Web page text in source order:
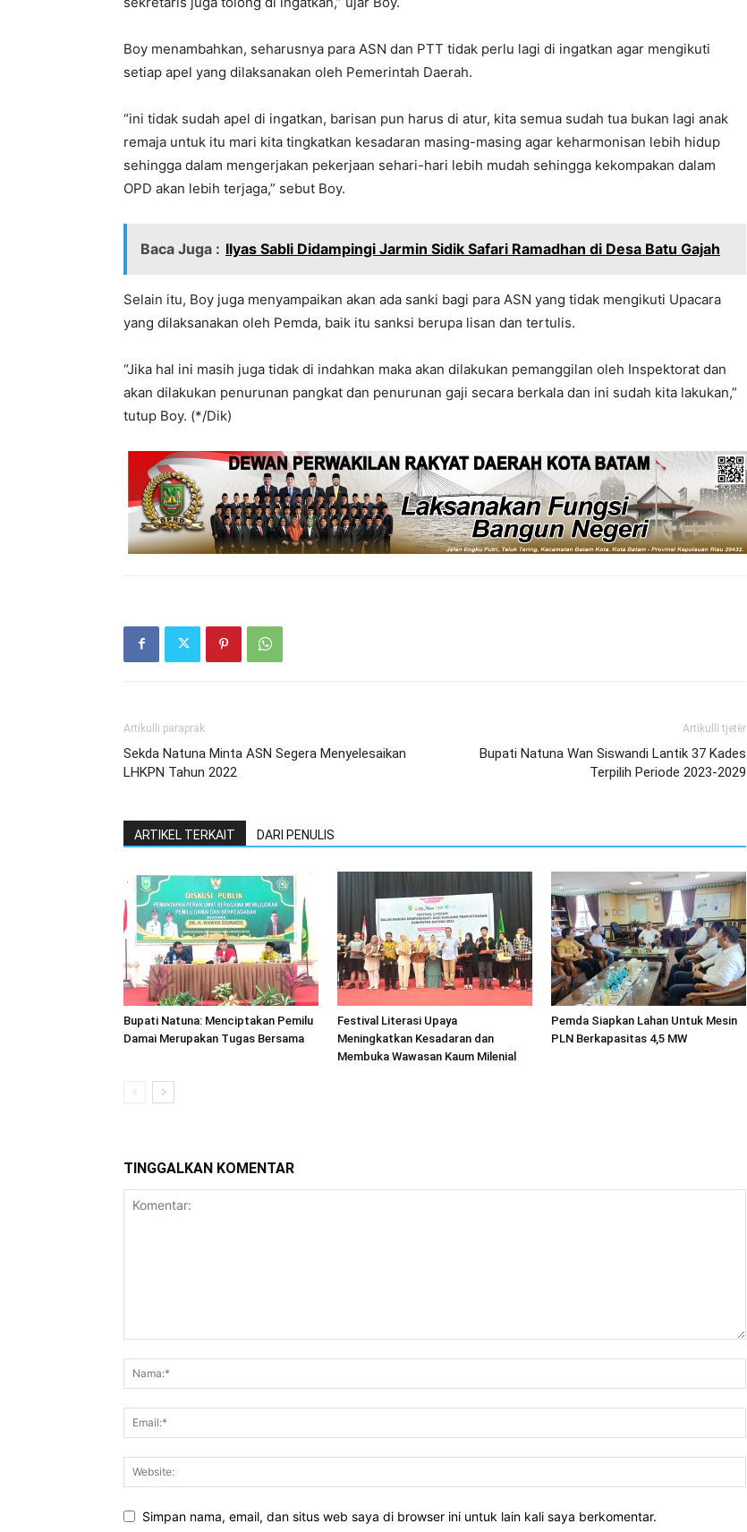
Boy menambahkan, seharusnya para ASN dan PTT tidak perlu lagi di ingatkan agar mengikuti
setiap apel yang dilaksanakan oleh Pemerintah Daerah.
“ini tidak sudah apel di ingatkan, barisan pun harus di atur, kita semua sudah tua bukan lagi anak
remaja untuk itu mari kita tingkatkan kesadaran masing-masing agar keharmonisan lebih hidup
sehingga dalam mengerjakan pekerjaan sehari-hari lebih mudah sehingga kekompakan dalam
OPD akan lebih terjaga,” sebut Boy.
Baca Juga : Ilyas Sabli Didampingi Jarmin Sidik Safari Ramadhan di Desa Batu Gajah
Selain itu, Boy juga menyampaikan akan ada sanki bagi para ASN yang tidak mengikuti Upacara
yang dilaksanakan oleh Pemda, baik itu sanksi berupa lisan dan tertulis.
“Jika hal ini masih juga tidak di indahkan maka akan dilakukan pemanggilan oleh Inspektorat dan
akan dilakukan penurunan pangkat dan penurunan gaji secara berkala dan ini sudah kita lakukan,”
tutup Boy. (*/Dik)
Artikulli paraprak
Sekda Natuna Minta ASN Segera Menyelesaikan
LHKPN Tahun 2022
Artikulli tjetër
Bupati Natuna Wan Siswandi Lantik 37 Kades
Terpilih Periode 2023-2029
ARTIKEL TERKAIT DARI PENULIS
Bupati Natuna: Menciptakan Pemilu
Damai Merupakan Tugas Bersama
Festival Literasi Upaya
Meningkatkan Kesadaran dan
Membuka Wawasan Kaum Milenial
Pemda Siapkan Lahan Untuk Mesin
PLN Berkapasitas 4,5 MW
TINGGALKAN KOMENTAR
Simpan nama, email, dan situs web saya di browser ini untuk lain kali saya berkomentar.